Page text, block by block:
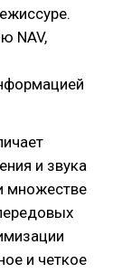
NAV,
и звука
множестве
и четкое